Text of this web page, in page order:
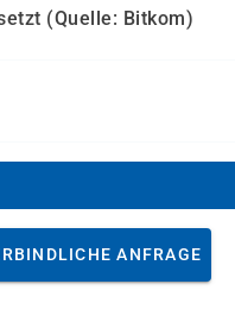
(Quelle: Bitkom)
ANFRAGE